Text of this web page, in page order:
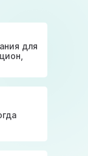
в
и
для